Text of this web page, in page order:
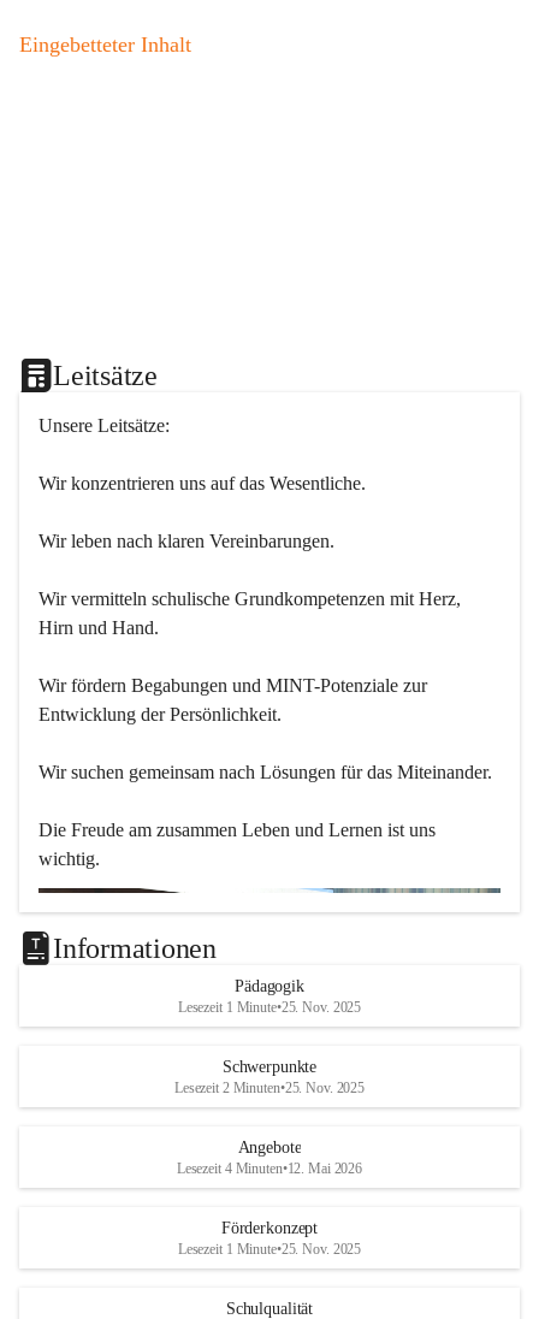
o
Eingebetteter Inhalt
Leitsätze
Unsere Leitsätze:
Wir konzentrieren uns auf das Wesentliche.
Wir leben nach klaren Vereinbarungen.
Wir vermitteln schulische Grundkompetenzen mit Herz,
Hirn und Hand.
Wir fördern Begabungen und MINT-Potenziale zur
Entwicklung der Persönlichkeit.
Wir suchen gemeinsam nach Lösungen für das Miteinander.
Die Freude am zusammen Leben und Lernen ist uns
wichtig.
Informationen
Pädagogik
Lesezeit 1 Minute•25. Nov. 2025
Schwerpunkte
Lesezeit 2 Minuten•25. Nov. 2025
Angebote
Lesezeit 4 Minuten•12. Mai 2026
Förderkonzept
Lesezeit 1 Minute•25. Nov. 2025
Schulqualität